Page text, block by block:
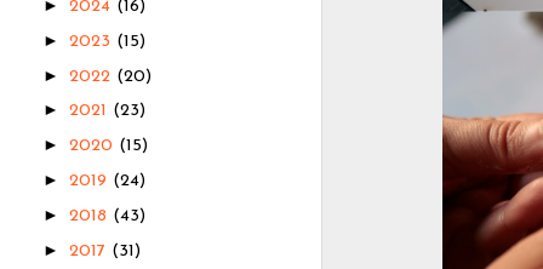
► 2024 (16)
► 2023 (15)
► 2022 (20)
► 2021 (23)
► 2020 (15)
► 2019 (24)
► 2018 (43)
► 2017 (31)